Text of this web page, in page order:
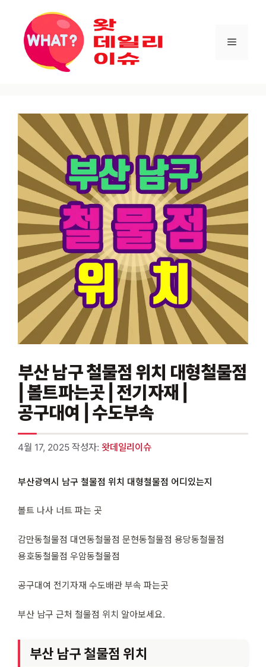
건너뛰기
메뉴
부산 남구 철물점 위치 대형철물점
| 볼트파는곳 | 전기자재 |
공구대여 | 수도부속
4월 17, 2025 작성자: 왓데일리이슈
부산광역시 남구 철물점 위치 대형철물점 어디있는지
볼트 나사 너트 파는 곳
감만동철물점 대연동철물점 문현동철물점 용당동철물점
용호동철물점 우암동철물점
공구대여 전기자재 수도배관 부속 파는곳
부산 남구 근처 철물점 위치 알아보세요.
부산 남구 철물점 위치